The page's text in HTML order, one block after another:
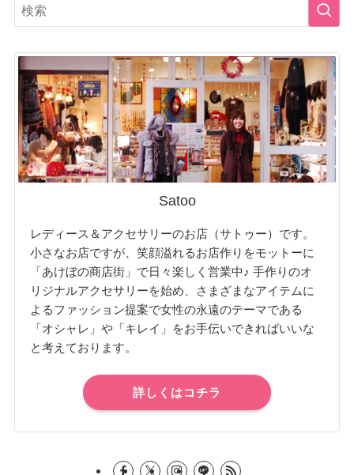
Satoo
レディース＆アクセサリーのお店（サトゥー）です。
小さなお店ですが、笑顔溢れるお店作りをモットーに
「あけぼの商店街」で日々楽しく営業中♪ 手作りのオ
リジナルアクセサリーを始め、さまざまなアイテムに
よるファッション提案で女性の永遠のテーマである
「オシャレ」や「キレイ」をお手伝いできればいいな
と考えております。
詳しくはコチラ